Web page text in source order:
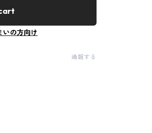
いの方向け
通報する